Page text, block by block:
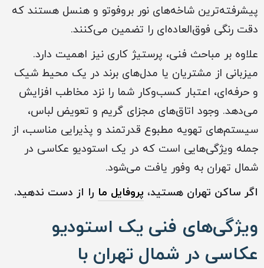
پیشرفته‌ترین شاخه‌های نور بروفوتو و هنسل هستند که
دقت رنگی فوق‌العاده‌ای را تضمین می‌کنند.
علاوه بر مباحث فنی، پرستیژ کاری نیز اهمیت دارد.
میزبانی از مشتریان یا مدل‌های برند در یک محیط شیک
و حرفه‌ای، اعتبار کسب‌وکار شما را نزد مخاطب افزایش
می‌دهد. وجود اتاق‌های مجزای گریم و تعویض لباس،
سیستم‌های تهویه مطبوع قدرتمند و پذیرایی مناسب، از
جمله ویژگی‌هایی است که در یک استودیو عکاسی در
شمال تهران به وفور یافت می‌شود.
اگر ساکن تهران هستید، پروفایل ما را از دست ندهید.
ویژگی‌های فنی یک استودیو
عکاسی در شمال تهران با